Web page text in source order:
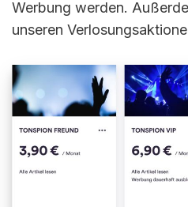
Werbung werden.
unseren